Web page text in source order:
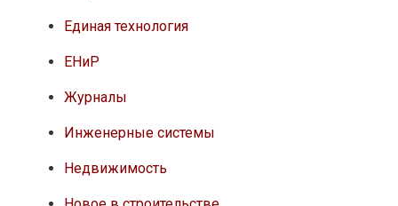
Единая технология
ЕНиР
Журналы
Инженерные системы
Недвижимость